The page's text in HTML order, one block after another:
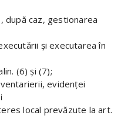
după caz, gestionarea
şi executarea în
(6) şi (7);
evidenţei
local prevăzute la art.